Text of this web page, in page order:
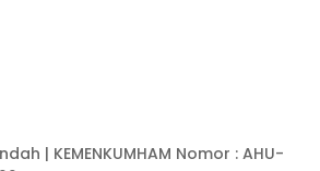
| KEMENKUMHAM Nomor : AHU-